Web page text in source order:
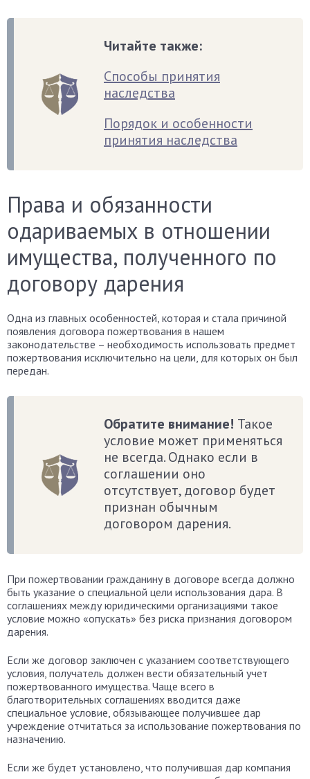
Читайте также:
Способы принятия
наследства
Порядок и особенности
принятия наследства
Права и обязанности
одариваемых в отношении
имущества, полученного по
договору дарения
Одна из главных особенностей, которая и стала причиной
появления договора пожертвования в нашем
законодательстве – необходимость использовать предмет
пожертвования исключительно на цели, для которых он был
передан.
Обратите внимание! Такое
условие может применяться
не всегда. Однако если в
соглашении оно
отсутствует, договор будет
признан обычным
договором дарения.
При пожертвовании гражданину в договоре всегда должно
быть указание о специальной цели использования дара. В
соглашениях между юридическими организациями такое
условие можно «опускать» без риска признания договором
дарения.
Если же договор заключен с указанием соответствующего
условия, получатель должен вести обязательный учет
пожертвованного имущества. Чаще всего в
благотворительных соглашениях вводится даже
специальное условие, обязывающее получившее дар
учреждение отчитаться за использование пожертвования по
назначению.
Если же будет установлено, что получившая дар компания